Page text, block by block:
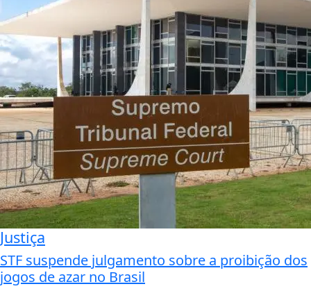
Justiça
STF suspende julgamento sobre a proibição dos
jogos de azar no Brasil